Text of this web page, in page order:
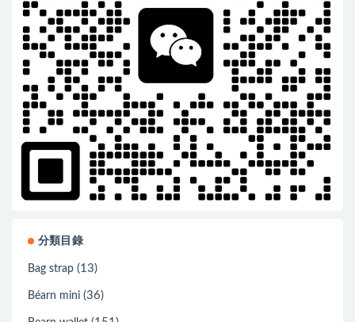
分類目錄
Bag strap (13)
Béarn mini (36)